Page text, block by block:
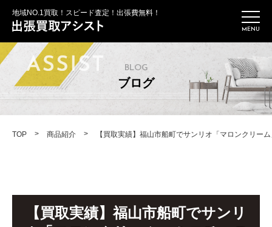
地域NO.1買取！スピード査定！出張費無料！
BLOG
ブログ
TOP > 商品紹介 > 【買取実績】福山市船町でサンリオ「マロンクリー
【買取実績】福山市船町でサンリ